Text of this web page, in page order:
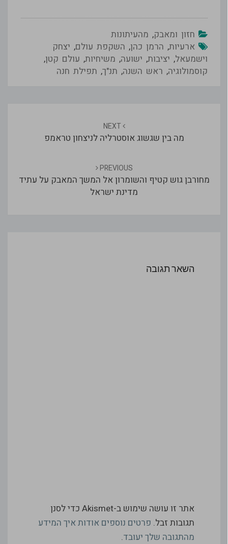
חזון ומאבק, מהעיתונות
ארעיות, הרמן כהן, השקפת עולם, יצחק
וישמעאל, יציבות, ישועה, משיחיות, עולם קטן,
קוסמולוגיה, ראש השנה, תנ"ך, תפילת חנה
NEXT
מה בין שגשוג אוסטרליה לניצחון טראמפ
PREVIOUS
מחורבן גוש קטיף והשומרון אל המשך המאבק על עתיד
מדינת ישראל
השאר תגובה
אתר זו עושה שימוש ב-Akismet כדי לסנן
תגובות זבל. פרטים נוספים אודות איך המידע
מהתגובה שלך יעובד.